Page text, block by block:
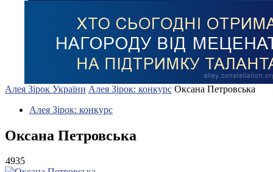
Алея Зірок України Алея Зірок: конкурс Оксана Петровська
Алея Зірок: конкурс
Оксана Петровська
4935